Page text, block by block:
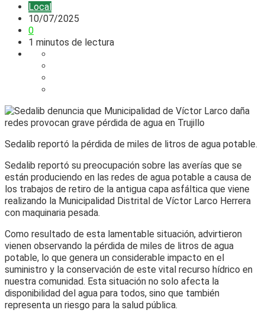
Local
10/07/2025
0
1 minutos de lectura
Sedalib reportó la pérdida de miles de litros de agua potable.
Sedalib reportó su preocupación sobre las averías que se
están produciendo en las redes de agua potable a causa de
los trabajos de retiro de la antigua capa asfáltica que viene
realizando la Municipalidad Distrital de Víctor Larco Herrera
con maquinaria pesada.
Como resultado de esta lamentable situación, advirtieron
vienen observando la pérdida de miles de litros de agua
potable, lo que genera un considerable impacto en el
suministro y la conservación de este vital recurso hídrico en
nuestra comunidad. Esta situación no solo afecta la
disponibilidad del agua para todos, sino que también
representa un riesgo para la salud pública.